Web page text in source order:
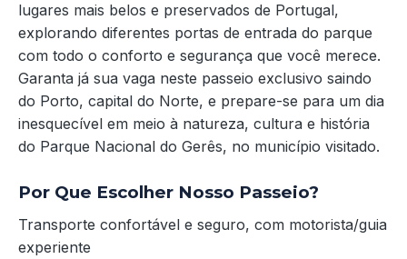
lugares mais belos e preservados de Portugal,
explorando diferentes portas de entrada do parque
com todo o conforto e segurança que você merece.
Garanta já sua vaga neste passeio exclusivo saindo
do Porto, capital do Norte, e prepare-se para um dia
inesquecível em meio à natureza, cultura e história
do Parque Nacional do Gerês, no município visitado.
Por Que Escolher Nosso Passeio?
Transporte confortável e seguro, com motorista/guia
experiente